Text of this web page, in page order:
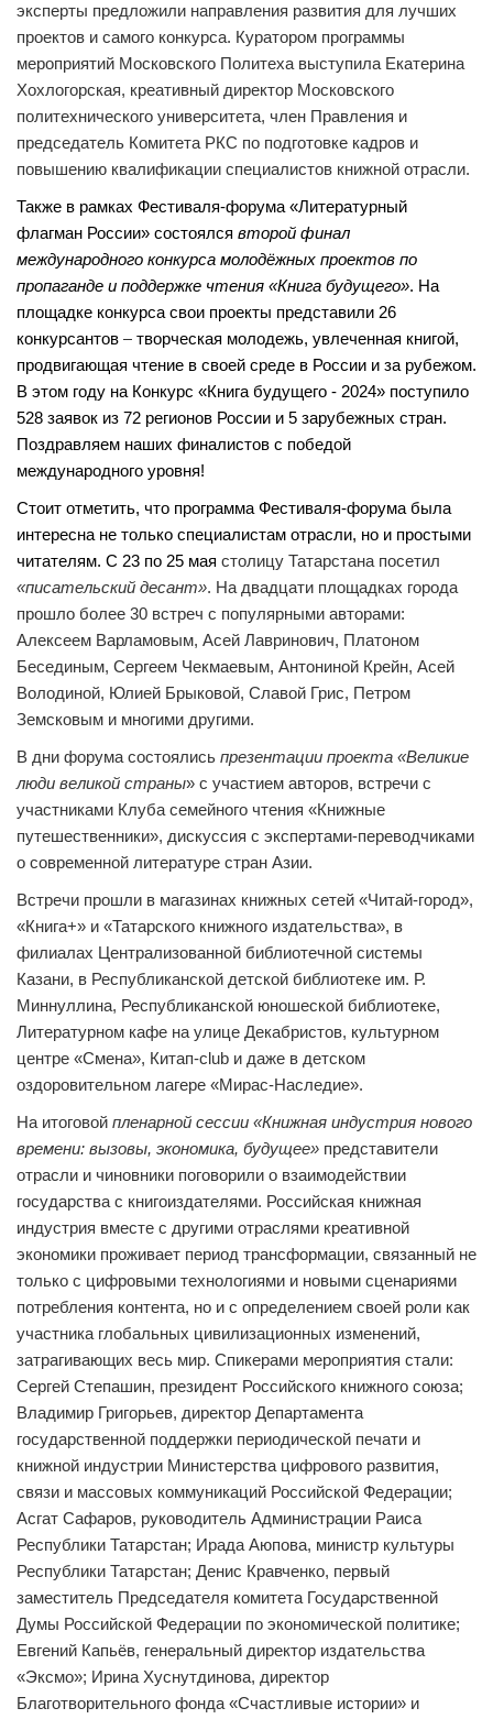
эксперты предложили направления развития для лучших
проектов и самого конкурса. Куратором программы
мероприятий Московского Политеха выступила Екатерина
Хохлогорская, креативный директор Московского
политехнического университета, член Правления и
председатель Комитета РКС по подготовке кадров и
повышению квалификации специалистов книжной отрасли.
Также в рамках Фестиваля-форума «Литературный
флагман России» состоялся второй финал
международного конкурса молодёжных проектов по
пропаганде и поддержке чтения «Книга будущего». На
площадке конкурса свои проекты представили 26
конкурсантов – творческая молодежь, увлеченная книгой,
продвигающая чтение в своей среде в России и за рубежом.
В этом году на Конкурс «Книга будущего - 2024» поступило
528 заявок из 72 регионов России и 5 зарубежных стран.
Поздравляем наших финалистов с победой
международного уровня!
Стоит отметить, что программа Фестиваля-форума была
интересна не только специалистам отрасли, но и простыми
читателям. С 23 по 25 мая столицу Татарстана посетил
«писательский десант». На двадцати площадках города
прошло более 30 встреч с популярными авторами:
Алексеем Варламовым, Асей Лавринович, Платоном
Бесединым, Сергеем Чекмаевым, Антониной Крейн, Асей
Володиной, Юлией Брыковой, Славой Грис, Петром
Земсковым и многими другими.
В дни форума состоялись презентации проекта «Великие
люди великой страны» с участием авторов, встречи с
участниками Клуба семейного чтения «Книжные
путешественники», дискуссия с экспертами-переводчиками
о современной литературе стран Азии.
Встречи прошли в магазинах книжных сетей «Читай-город»,
«Книга+» и «Татарского книжного издательства», в
филиалах Централизованной библиотечной системы
Казани, в Республиканской детской библиотеке им. Р.
Миннуллина, Республиканской юношеской библиотеке,
Литературном кафе на улице Декабристов, культурном
центре «Смена», Китап-club и даже в детском
оздоровительном лагере «Мирас-Наследие».
На итоговой пленарной сессии «Книжная индустрия нового
времени: вызовы, экономика, будущее» представители
отрасли и чиновники поговорили о взаимодействии
государства с книгоиздателями. Российская книжная
индустрия вместе с другими отраслями креативной
экономики проживает период трансформации, связанный не
только с цифровыми технологиями и новыми сценариями
потребления контента, но и с определением своей роли как
участника глобальных цивилизационных изменений,
затрагивающих весь мир. Спикерами мероприятия стали:
Сергей Степашин, президент Российского книжного союза;
Владимир Григорьев, директор Департамента
государственной поддержки периодической печати и
книжной индустрии Министерства цифрового развития,
связи и массовых коммуникаций Российской Федерации;
Асгат Сафаров, руководитель Администрации Раиса
Республики Татарстан; Ирада Аюпова, министр культуры
Республики Татарстан; Денис Кравченко, первый
заместитель Председателя комитета Государственной
Думы Российской Федерации по экономической политике;
Евгений Капьёв, генеральный директор издательства
«Эксмо»; Ирина Хуснутдинова, директор
Благотворительного фонда «Счастливые истории» и